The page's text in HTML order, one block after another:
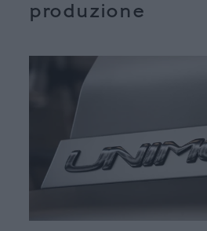
produzione